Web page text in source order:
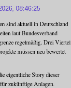
08:46:25
sind aktuell in Deutschland
laut Bundesverband
regelmäßig. Drei Viertel
müssen neu bewertet
eigentliche Story dieser
zukünftige Anlagen.